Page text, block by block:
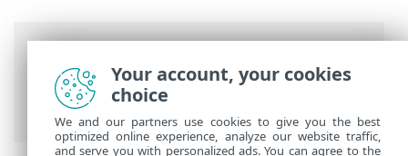
Guida online ESET
ESET Cyber Security
Utilizzo di ESET Cyber Security
Your account, your cookies
choice
We and our partners use cookies to give you the best
optimized online experience, analyze our website traffic,
and serve you with personalized ads. You can agree to the